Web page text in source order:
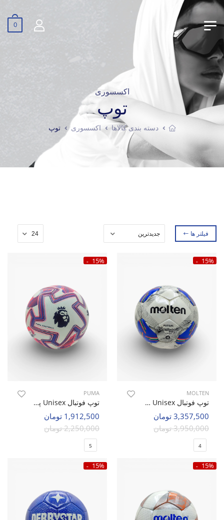
0
اکسسوری
توپ
دسته بندی کالاها اکسسوری توپ
فیلتر ها
15%
MOLTEN
توپ فوتبال Unisex مولتن Molten Blaze U
3,357,500 تومان
3,950,000 تومان
4
15%
PUMA
توپ فوتبال Unisex پوما Evo Power U
1,912,500 تومان
2,250,000 تومان
5
15%
15%